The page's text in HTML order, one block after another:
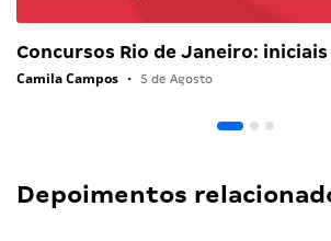
Concursos Rio de Janeiro:
Camila Campos • 5 de Agosto
Depoimentos